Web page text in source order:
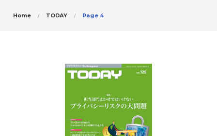
Home TODAY Page 4